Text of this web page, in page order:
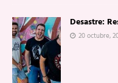
Desastre:
20 octubre,